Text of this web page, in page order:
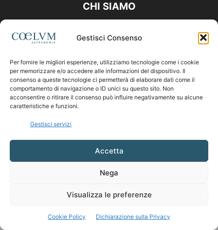
Gestisci Consenso
Per fornire le migliori esperienze, utilizziamo tecnologie come i cookie
per memorizzare e/o accedere alle informazioni del dispositivo. Il
consenso a queste tecnologie ci permetterà di elaborare dati come il
comportamento di navigazione o ID unici su questo sito. Non
acconsentire o ritirare il consenso può influire negativamente su alcune
caratteristiche e funzioni.
Gestisci servizi
Accetta
Nega
Visualizza le preferenze
Cookie Policy Dichiarazione sulla Privacy
CHI SIAMO
Contattaci:coelumastro@coelum.com
SEGUICI